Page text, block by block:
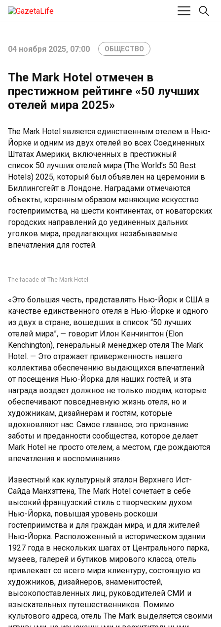
04 ноября 2025, 07:00 ОБЩЕСТВО
The Mark Hotel отмечен в
престижном рейтинге «50 лучших
отелей мира 2025»
The Mark Hotel является единственным отелем в Нью-
Йорке и одним из двух отелей во всех Соединенных
Штатах Америки, включенных в престижный
список 50 лучших отелей мира (The World’s 50 Best
Hotels) 2025, который был объявлен на церемонии в
Биллингсгейт в Лондоне. Наградами отмечаются
объекты, коренным образом меняющие искусство
гостеприимства, на шести континентах, от новаторских
городских направлений до уединенных дальних
уголков мира, предлагающих незабываемые
впечатления для гостей.
The facade of The Mark Hotel.
«Это большая честь, представлять Нью-Йорк и США в
качестве единственного отеля в Нью-Йорке и одного
из двух в стране, вошедших в список “50 лучших
отелей мира”, — говорит Илон Кенчингтон (Elon
Kenchington), генеральный менеджер отеля The Mark
Hotel. — Это отражает приверженность нашего
коллектива обеспечению выдающихся впечатлений
от посещения Нью-Йорка для наших гостей, и эта
награда воздает должное не только людям, которые
обеспечивают повседневную жизнь отеля, но и
художникам, дизайнерам и гостям, которые
вдохновляют нас. Самое главное, это признание
заботы и преданности сообщества, которое делает
Mark Hotel не просто отелем, а местом, где рождаются
впечатления и воспоминания».
Известный как культурный эталон Верхнего Ист-
Сайда Манхэттена, The Mark Hotel сочетает в себе
высокий французский стиль с творческим духом
Нью-Йорка, повышая уровень роскоши
гостеприимства и для граждан мира, и для жителей
Нью-Йорка. Расположенный в историческом здании
1927 года в нескольких шагах от Центрального парка,
музеев, галерей и бутиков мирового класса, отель
привлекает со всего мира клиентуру, состоящую из
художников, дизайнеров, знаменитостей,
высокопоставленных лиц, руководителей СМИ и
взыскательных путешественников. Помимо
культового адреса, отель The Mark выделяется своими